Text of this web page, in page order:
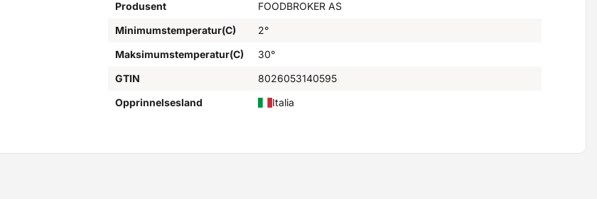
Produsent
FOODBROKER AS
Minimumstemperatur(C)
2°
Maksimumstemperatur(C)
30°
GTIN
8026053140595
Opprinnelsesland
Italia